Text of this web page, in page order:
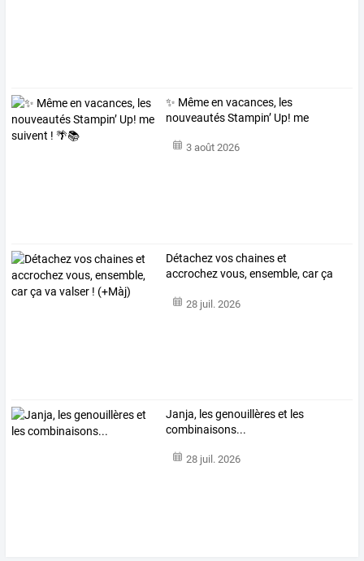
✨ Même en vacances, les
nouveautés Stampin’ Up! me
3 août 2026
Détachezvoschaineset
accrochezvous, ensemble, carça
28 juil. 2026
Janja, les genouillères et les
combinaisons...
28 juil. 2026